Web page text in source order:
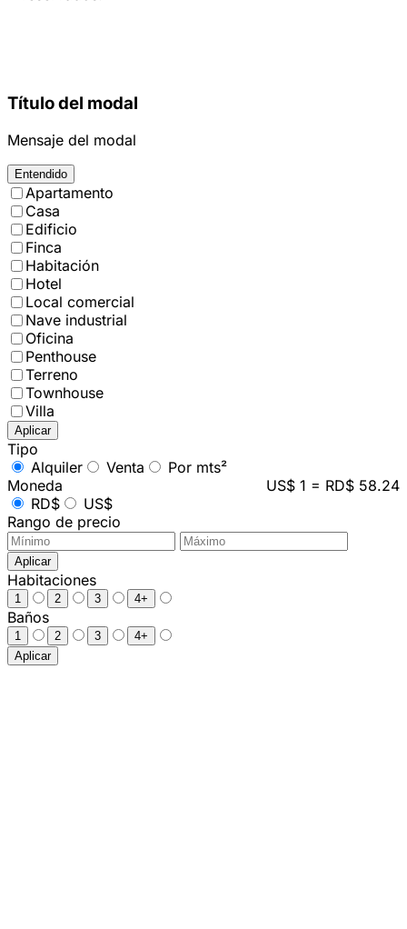
Título del modal
Mensaje del modal
Entendido
Apartamento
Casa
Edificio
Finca
Habitación
Hotel
Local comercial
Nave industrial
Oficina
Penthouse
Terreno
Townhouse
Villa
Aplicar
Tipo
Alquiler
Venta
Por mts²
Moneda
US$ 1 = RD$ 58.24
RD$
US$
Rango de precio
Aplicar
Habitaciones
1 2 3 4+
Baños
1 2 3
4+
Aplicar